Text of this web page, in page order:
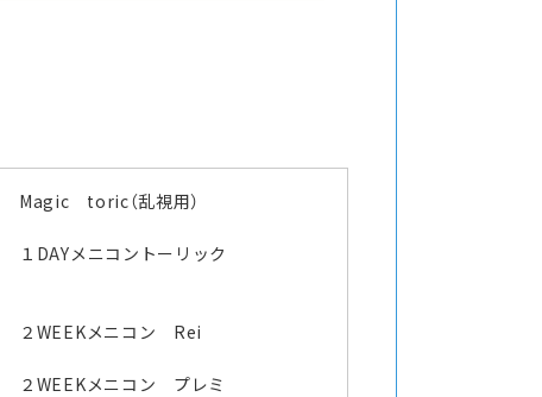
Magic toric（乱視用）
１DAYメニコントーリック
２WEEKメニコン Rei
２WEEKメニコン プレミ